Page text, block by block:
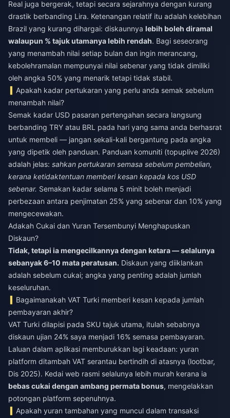
Real juga bergerak, tetapi secara sejarahnya dengan kurang
drastik berbanding Lira. Ketenangan relatif itu adalah kelebihan
Brazil yang kurang dihargai: diskaunnya lebih boleh diramal
walaupun % tajuk utamanya lebih rendah. Bagi seseorang
yang menambah nilai setiap bulan dan ingin merancang,
kebolehramalan mempunyai nilai sebenar yang tidak dimiliki
oleh angka 50% yang menarik tetapi tidak stabil.
Apakah kadar pertukaran yang perlu anda semak sebelum
menambah nilai?
Semak kadar USD pasaran pertengahan secara langsung
berbanding TRY atau BRL pada hari yang sama anda berhasrat
untuk membeli — jangan sekali-kali bergantung pada angka
yang dipetik oleh panduan. Panduan komuniti (topuplive 2026)
adalah jelas: sahkan pertukaran semasa sebelum pembelian,
kerana ketidaktentuan memberi kesan kepada kos USD
sebenar. Semakan kadar selama 5 minit boleh menjadi
perbezaan antara penjimatan 25% yang sebenar dan 10% yang
mengecewakan.
Adakah Cukai dan Yuran Tersembunyi Menghapuskan
Diskaun?
Tidak, tetapi ia mengecilkannya dengan ketara — selalunya
sebanyak 6–10 mata peratusan. Diskaun yang diiklankan
adalah sebelum cukai; angka yang penting adalah jumlah
keseluruhan.
Bagaimanakah VAT Turki memberi kesan kepada jumlah
pembayaran akhir?
VAT Turki dilapisi pada SKU tajuk utama, itulah sebabnya
diskaun ujian 24% saya menjadi 16% semasa pembayaran.
Laluan dalam aplikasi memburukkan lagi keadaan: yuran
platform ditambah VAT serantau bertindih di atasnya (lootbar,
Dis 2025). Kedai web rasmi selalunya lebih murah kerana ia
bebas cukai dengan ambang permata bonus, mengelakkan
potongan platform sepenuhnya.
Apakah yuran tambahan yang muncul dalam transaksi